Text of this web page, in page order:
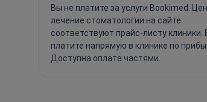
Вы не платите за услуги Bookimed.
лечение стоматологии на сайте
соответствуют прайс-листу клиники.
платите напрямую в клинике по
Доступна оплата частями.